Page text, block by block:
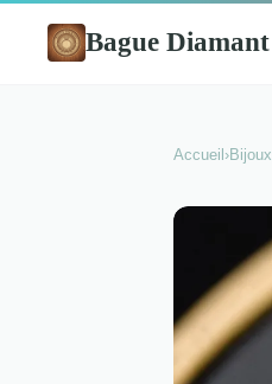
Bague Diamant
Accueil ›Bijoux